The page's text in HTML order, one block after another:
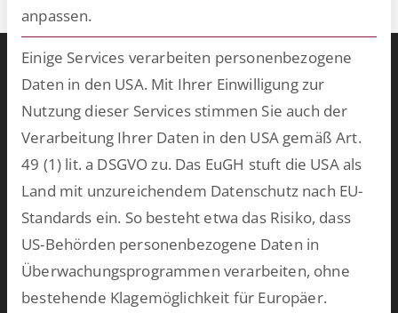
Warum ESCRIBA?
ESCRIBA steht für 25 Jahre gelebte Digitalisierung in Unternehmen.
Unser Herz schlägt für digitale Prozesse und skalierbare
Technologien, die wir auf unserer eigenen No- und Low-Code-
Plattform entwickeln. Damit schaffen wir in kurzer Zeit
bahnbrechende Ergebnisse und bringen Ihre Softwarewelt auf
Vordermann. Wählen Sie aus unserem breiten Spektrum an
vorkonfektionierten Lösungen oder lassen Sie uns
maßgeschneiderte Software für Ihren persönlichen Einsatzzweck
entwickeln.mehr >>
anpassen.
Einige Services verarbeiten personenbezogene
Daten in den USA. Mit Ihrer Einwilligung zur
Nutzung dieser Services stimmen Sie auch der
Verarbeitung Ihrer Daten in den USA gemäß Art.
49 (1) lit. a DSGVO zu. Das EuGH stuft die USA als
Land mit unzureichendem Datenschutz nach EU-
Standards ein. So besteht etwa das Risiko, dass
US-Behörden personenbezogene Daten in
Überwachungsprogrammen verarbeiten, ohne
bestehende Klagemöglichkeit für Europäer.